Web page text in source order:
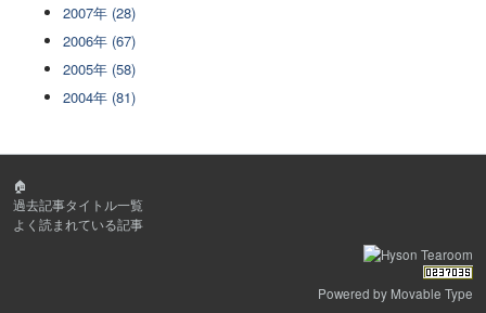
2007年 (28)
2006年 (67)
2005年 (58)
2004年 (81)
🏠
過去記事タイトル一覧
よく読まれている記事
Powered by Movable Type